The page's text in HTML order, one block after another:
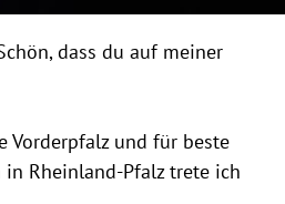
dass du auf meiner
Vorderpfalz und für beste
Rheinland-Pfalz trete ich